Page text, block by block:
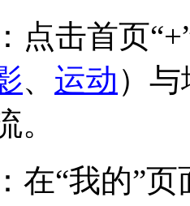
点击首页
、 运动 ）
。
在“我的”